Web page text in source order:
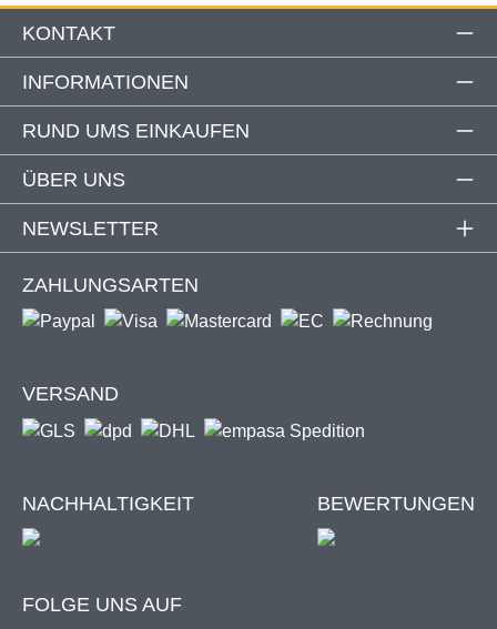
KONTAKT
INFORMATIONEN
RUND UMS EINKAUFEN
ÜBER UNS
NEWSLETTER
ZAHLUNGSARTEN
VERSAND
NACHHALTIGKEIT BEWERTUNGEN
FOLGE UNS AUF